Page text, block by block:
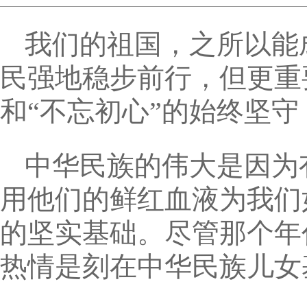
我们的祖国，之所以
民强地稳步前行，但更
和“不忘初心”的始终坚守
中华民族的伟大是因
用他们的鲜红血液为我
的坚实基础。尽管那个
热情是刻在中华民族儿